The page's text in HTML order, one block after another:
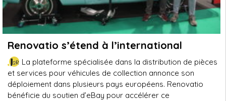
Renovatio s’étend à l’international
La plateforme spécialisée dans la distribution de pièces
et services pour véhicules de collection annonce son
déploiement dans plusieurs pays européens. Renovatio
bénéficie du soutien d’eBay pour accélérer ce